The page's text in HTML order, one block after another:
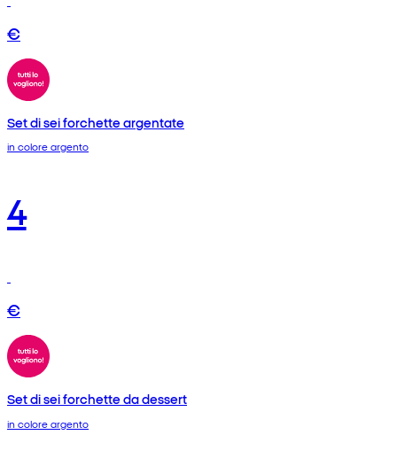
€
Set di sei forchette argentate
in colore argento
4
€
Set di sei forchette da dessert
in colore argento